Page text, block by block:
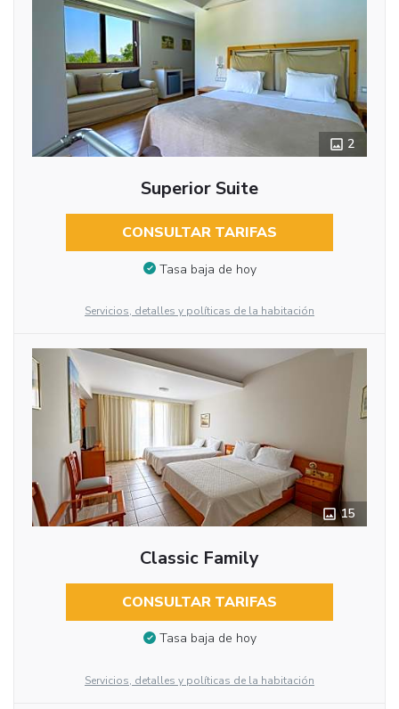
2
Superior Suite
CONSULTAR TARIFAS
Tasa baja de hoy
Servicios, detalles y políticas de la habitación
15
Classic Family
CONSULTAR TARIFAS
Tasa baja de hoy
Servicios, detalles y políticas de la habitación